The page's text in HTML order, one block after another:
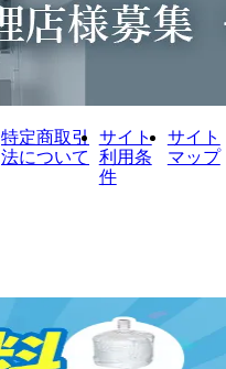
特定商取引
法について
サイト
利用条
件
サイト
マップ